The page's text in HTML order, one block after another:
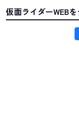
仮面ライダーWEBを